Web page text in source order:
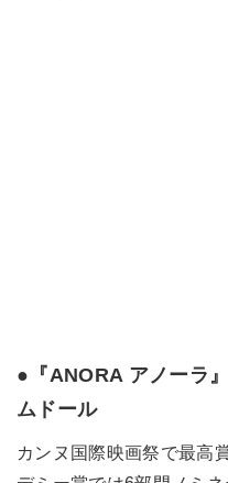
●『ANORA アノーラ』
ムドール
カンヌ国際映画祭で最高